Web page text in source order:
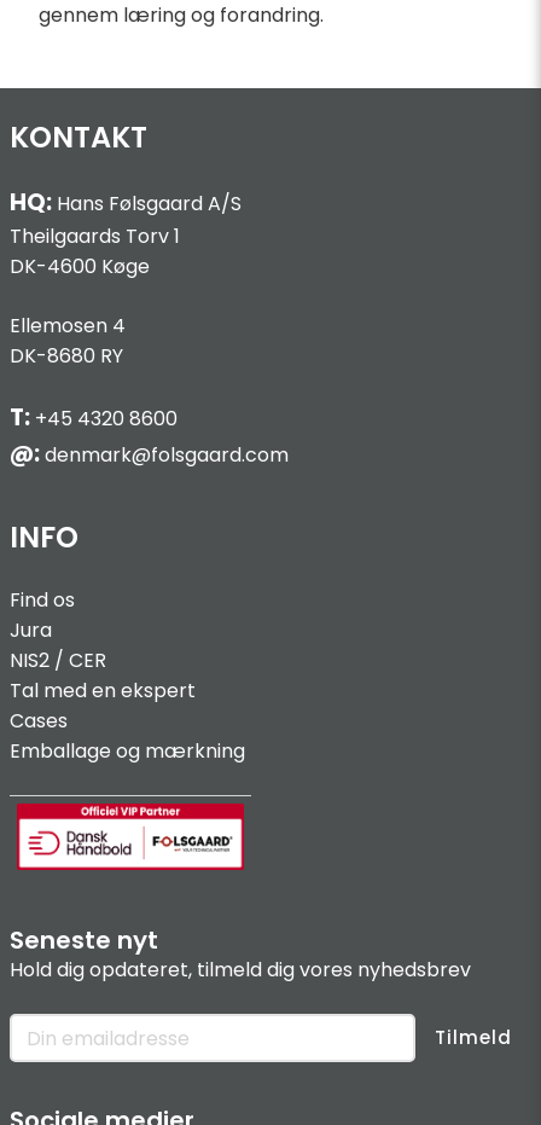
gennem læring og forandring.
KONTAKT
HQ: Hans Følsgaard A/S
Theilgaards Torv 1
DK-4600 Køge
Ellemosen 4
DK-8680 RY
T: +45 4320 8600
@:denmark@folsgaard.com
INFO
Find os
Jura
NIS2 / CER
Tal med en ekspert
Cases
Emballage og mærkning
Seneste nyt
Hold dig opdateret, tilmeld dig vores nyhedsbrev
Tilmeld